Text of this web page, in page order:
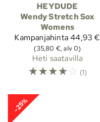
HEYDUDE
Wendy Stretch Sox
Womens
Kampanjahinta44,93 €
(35,80 €, alv 0)
Heti saatavilla
☆☆☆☆☆ (1)
-25%